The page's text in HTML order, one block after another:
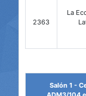
2363
La
Salón 1 -